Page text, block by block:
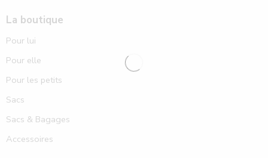
La boutique
Pour lui
Pour elle
Pour les petits
Sacs
Sacs & Bagages
Accessoires